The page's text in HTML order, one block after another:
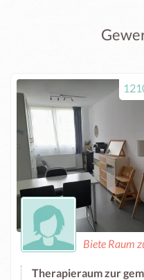
Biete Raum
Therapieraum zur